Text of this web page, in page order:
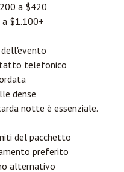
a $420
$1.100+
telefonico
dense
notte è essenziale.
del pacchetto
preferito
alternativo